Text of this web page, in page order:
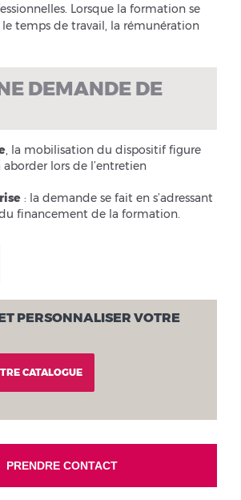
Lorsque la formation se
temps de travail, la rémunération
DEMANDE DE
, la mobilisation du dispositif figure
aborder lors de l’entretien
: la demande se fait en s’adressant
du financement de la formation.
PERSONNALISER VOTRE
CATALOGUE
PRENDRE CONTACT